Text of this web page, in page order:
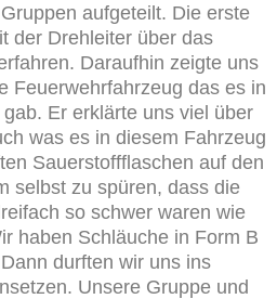
aufgeteilt. Die erste
der Drehleiter über das
Daraufhin zeigte uns
Feuerwehrfahrzeug das es in
Er erklärte uns viel über
was es in diesem Fahrzeug
Sauerstoffflaschen auf den
selbst zu spüren, dass die
so schwer waren wie
haben Schläuche in Form B
durften wir uns ins
Unsere Gruppe und